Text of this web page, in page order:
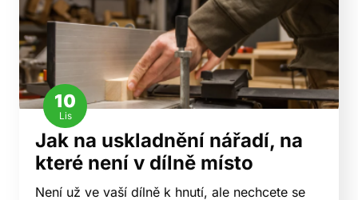
10
Lis
Jak na uskladnění nářadí, na
které není v dílně místo
Není už ve vaší dílně k hnutí, ale nechcete se